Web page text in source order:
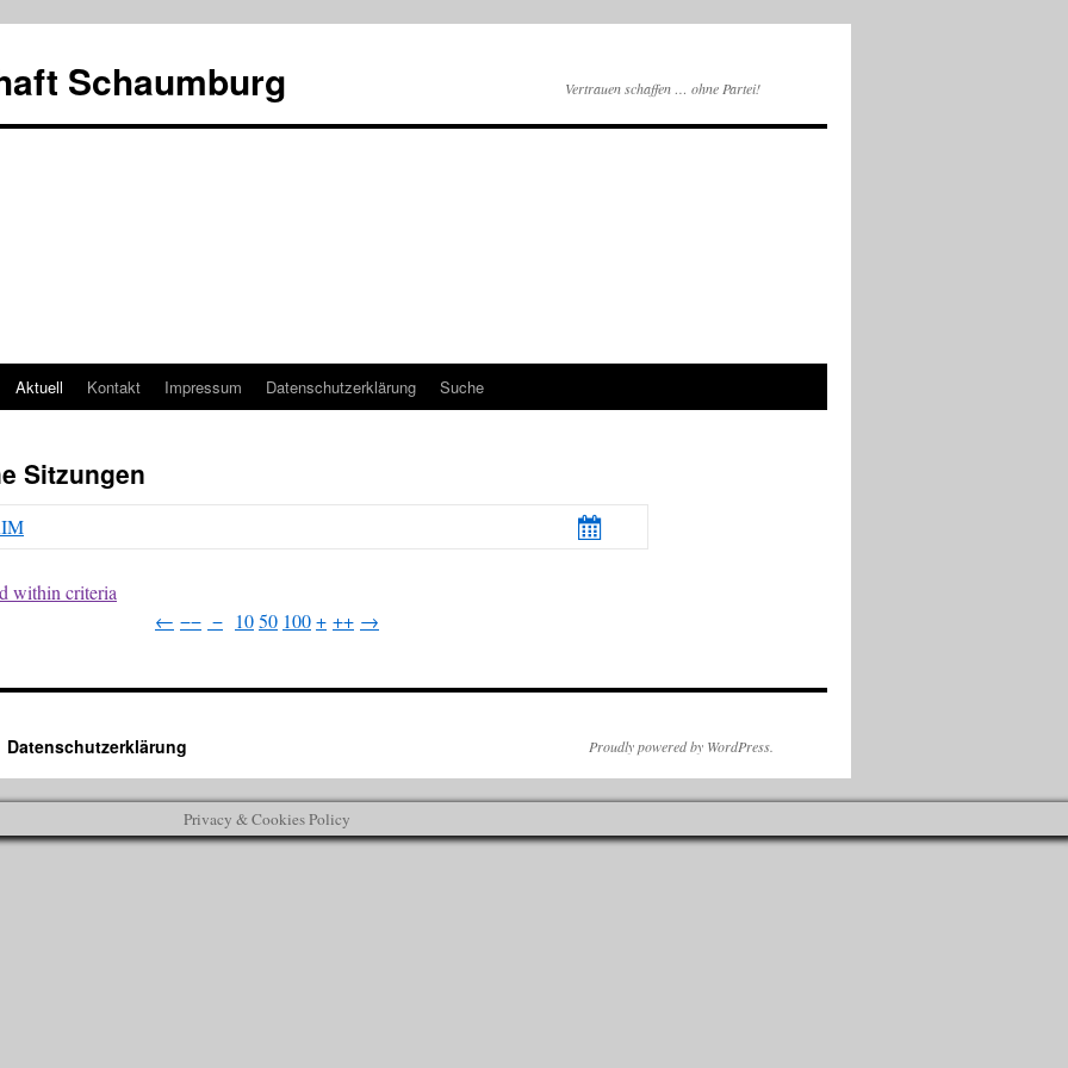
Schaumburg Vertrauen schaffen … ohne Partei!
Aktuell Kontakt Impressum Datenschutzerklärung Suche
Sitzungen
within criteria
← −− − 1050 100+ ++ →
Datenschutzerklärung Proudly powered by WordPress.
Privacy & Cookies Policy